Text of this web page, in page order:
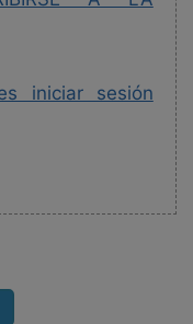
iniciar sesión